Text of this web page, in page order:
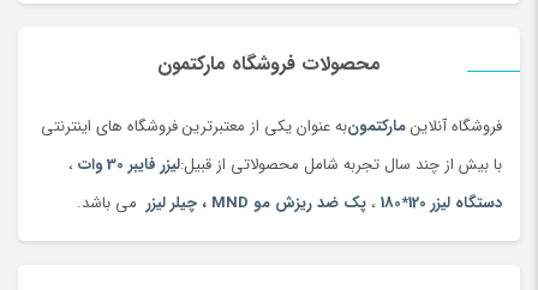
محصولات فروشگاه مارکتمون
فروشگاه آنلاینمارکتمونبه عنوان یکی از معتبرترین فروشگاه های اینترنتی
با بیش از چند سال تجربه شامل محصولاتی از قبیل:لیزر فایبر 30 وات
،
دستگاه لیزر 120*180
، پک ضد ریزش مو MND ، چیلر لیزر می باشد.
3- ولوم کنترل قدرت این ویژگی به ما این امکان را می دهد تا در حین
4-سیستم کنترل دبی هوا ( با این سیستم می توان دبی خروجی هوا را
به راحتی کنترل کرد).